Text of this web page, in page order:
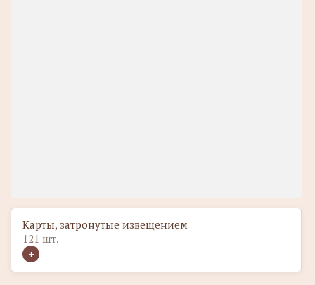
Карты, затронутые извещением
121 шт.